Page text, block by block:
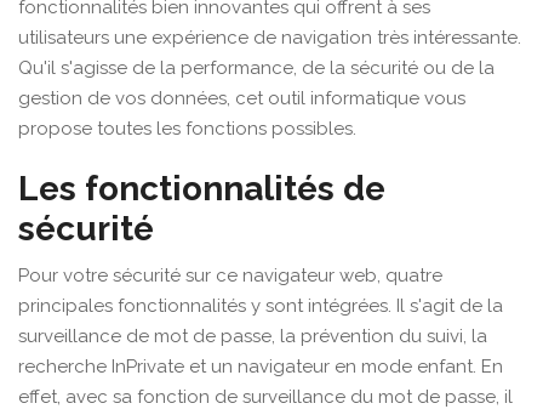
fonctionnalités bien innovantes qui offrent à ses
utilisateurs une expérience de navigation très intéressante.
Qu'il s'agisse de la performance, de la sécurité ou de la
gestion de vos données, cet outil informatique vous
propose toutes les fonctions possibles.
Les fonctionnalités de
sécurité
Pour votre sécurité sur ce navigateur web, quatre
principales fonctionnalités y sont intégrées. Il s'agit de la
surveillance de mot de passe, la prévention du suivi, la
recherche InPrivate et un navigateur en mode enfant. En
effet, avec sa fonction de surveillance du mot de passe, il